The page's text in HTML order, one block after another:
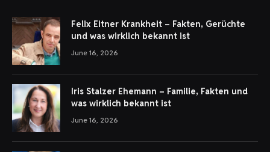
Felix Eitner Krankheit – Fakten, Gerüchte
und was wirklich bekannt ist
June 16, 2026
Iris Stalzer Ehemann – Familie, Fakten und
was wirklich bekannt ist
June 16, 2026